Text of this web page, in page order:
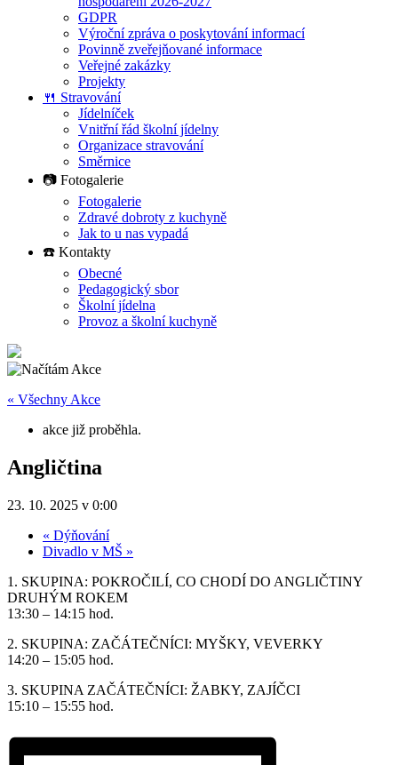
GDPR
Výroční zpráva o poskytování informací
Povinně zveřejňované informace
Veřejné zakázky
Projekty
🍴 Stravování
Jídelníček
Vnitřní řád školní jídelny
Organizace stravování
Směrnice
📷 Fotogalerie
Fotogalerie
Zdravé dobroty z kuchyně
Jak to u nas vypadá
☎️ Kontakty
Obecné
Pedagogický sbor
Školní jídelna
Provoz a školní kuchyně
« Všechny Akce
akce již proběhla.
Angličtina
23. 10. 2025 v 0:00
« Dýňování
Divadlo v MŠ »
1. SKUPINA: POKROČILÍ, CO CHODÍ DO ANGLIČTINY
DRUHÝM ROKEM
13:30 – 14:15 hod.
2. SKUPINA: ZAČÁTEČNÍCI: MYŠKY, VEVERKY
14:20 – 15:05 hod.
3. SKUPINA ZAČÁTEČNÍCI: ŽABKY, ZAJÍČCI
15:10 – 15:55 hod.